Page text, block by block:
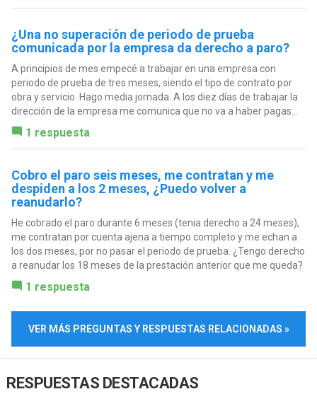
¿Una no superación de periodo de prueba
comunicada por la empresa da derecho a paro?
A principios de mes empecé a trabajar en una empresa con
periodo de prueba de tres meses, siendo el tipo de contrato por
obra y servicio. Hago media jornada. A los diez días de trabajar la
dirección de la empresa me comunica que no va a haber pagas...
1 respuesta
Cobro el paro seis meses, me contratan y me
despiden a los 2 meses, ¿Puedo volver a
reanudarlo?
He cobrado el paro durante 6 meses (tenia derecho a 24 meses),
me contratan por cuenta ajena a tiempo completo y me echan a
los dos meses, por no pasar el periodo de prueba. ¿Tengo derecho
a reanudar los 18 meses de la prestación anterior que me queda?
1 respuesta
VER MÁS PREGUNTAS Y RESPUESTAS RELACIONADAS »
RESPUESTAS DESTACADAS